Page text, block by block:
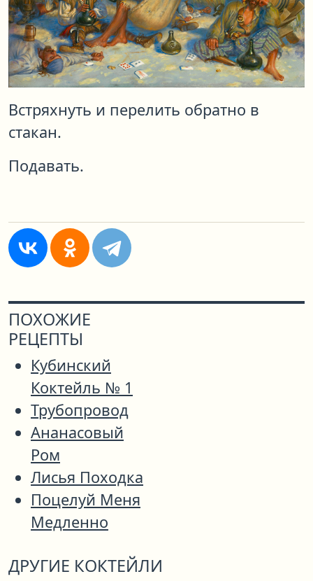
Встряхнуть и перелить обратно в
стакан.
Подавать.
ПОХОЖИЕ
РЕЦЕПТЫ
Кубинский
Коктейль № 1
Трубопровод
Ананасовый
Ром
Лисья Походка
Поцелуй Меня
Медленно
ДРУГИЕ КОКТЕЙЛИ